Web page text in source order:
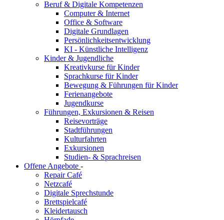
Beruf & Digitale Kompetenzen
Computer & Internet
Office & Software
Digitale Grundlagen
Persönlichkeitsentwicklung
KI - Künstliche Intelligenz
Kinder & Jugendliche
Kreativkurse für Kinder
Sprachkurse für Kinder
Bewegung & Führungen für Kinder
Ferienangebote
Jugendkurse
Führungen, Exkursionen & Reisen
Reisevorträge
Stadtführungen
Kulturfahrten
Exkursionen
Studien- & Sprachreisen
Offene Angebote -
Repair Café
Netzcafé
Digitale Sprechstunde
Brettspielcafé
Kleidertausch